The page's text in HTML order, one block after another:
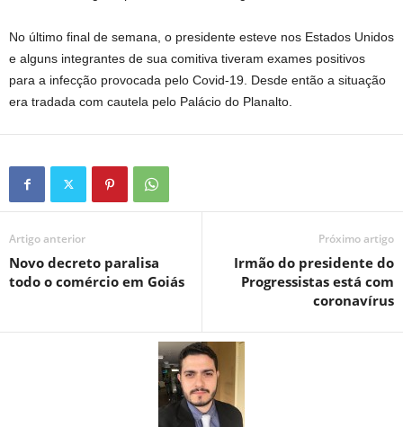
No último final de semana, o presidente esteve nos Estados Unidos
e alguns integrantes de sua comitiva tiveram exames positivos
para a infecção provocada pelo Covid-19. Desde então a situação
era tradada com cautela pelo Palácio do Planalto.
Artigo anterior
Novo decreto paralisa
todo o comércio em Goiás
Próximo artigo
Irmão do presidente do
Progressistas está com
coronavírus